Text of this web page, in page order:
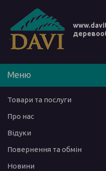
Товари та послуги
Про нас
Відуки
Повернення та обмін
Новини